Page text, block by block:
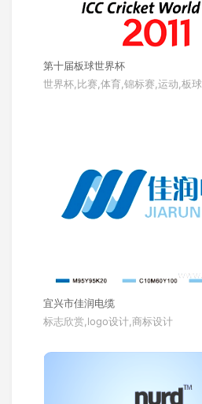
第十届板球世界杯
世界杯,比赛,体育,锦标赛,运动,板球
宜兴市佳润电缆
标志欣赏,logo设计,商标设计